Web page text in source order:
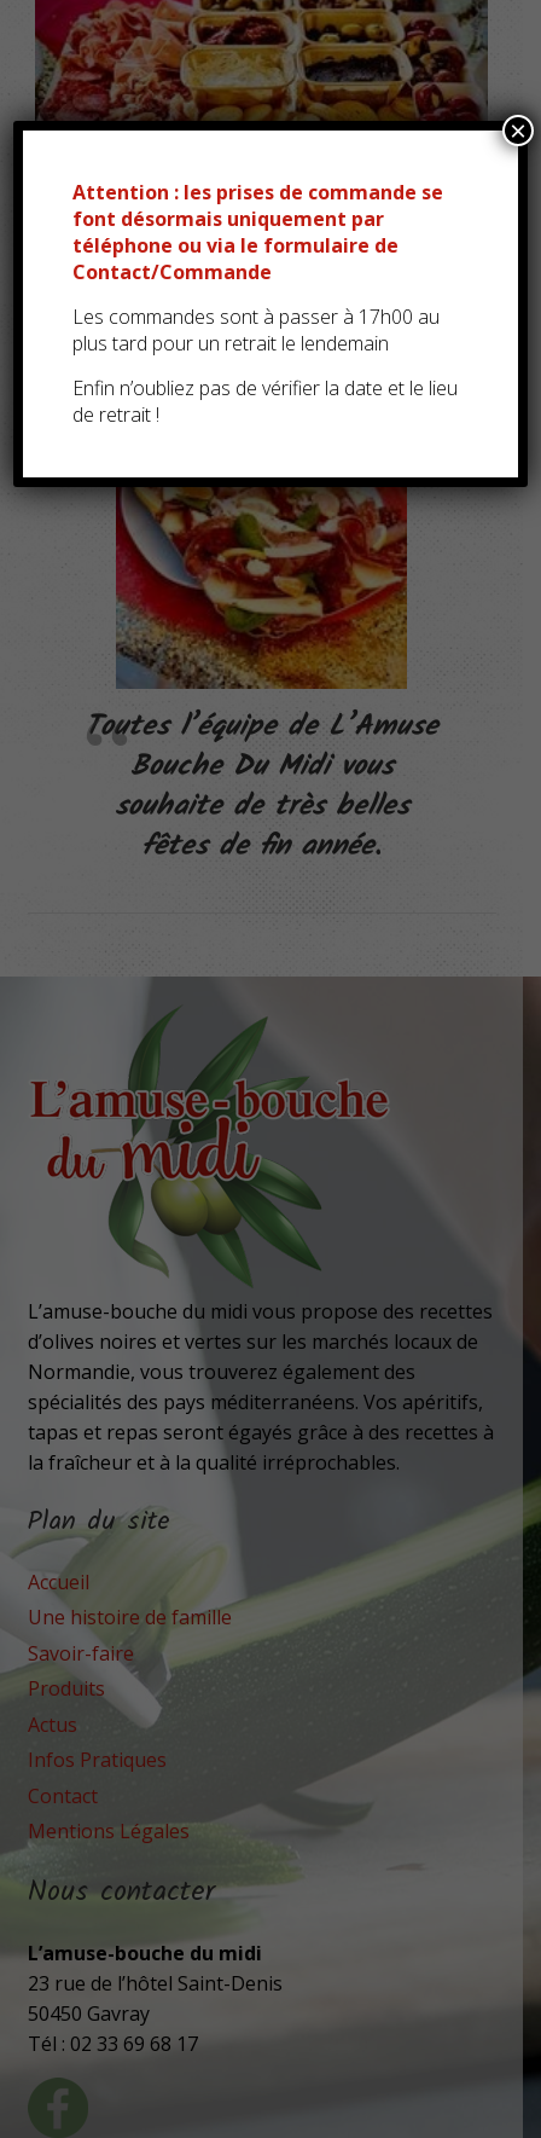
Toutes l’équipe de L’Amuse
Bouche Du Midi vous
souhaite de très belles
fêtes de fin année.
L’amuse-bouche du midi vous propose des recettes
d’olives noires et vertes sur les marchés locaux de
Normandie, vous trouverez également des
spécialités des pays méditerranéens. Vos apéritifs,
tapas et repas seront égayés grâce à des recettes à
la fraîcheur et à la qualité irréprochables.
Plan du site
Accueil
Une histoire de famille
Savoir-faire
Produits
Actus
Infos Pratiques
Contact
Mentions Légales
Nous contacter
L’amuse-bouche du midi
23 rue de l’hôtel Saint-Denis
50450 Gavray
Tél : 02 33 69 68 17
Attention : les prises de commande se
font désormais uniquement par
téléphone ou via le formulaire de
Contact/Commande
Les commandes sont à passer à 17h00 au
plus tard pour un retrait le lendemain
Enfin n’oubliez pas de vérifier la date et le lieu
de retrait !
×